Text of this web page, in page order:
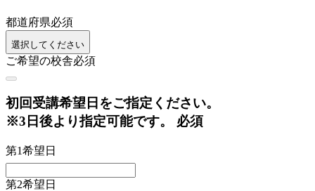
都道府県必須
選択してください
ご希望の校舎必須
初回受講希望日をご指定ください。
※3日後より指定可能です。 必須
第1希望日
第2希望日